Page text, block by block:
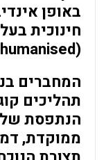
באופן
חינוכית
(humanised), אמיתית
המחברים
תהליכים
הנתפסת של
ממוקדת,